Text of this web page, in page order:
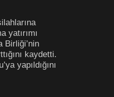
yatırımı
Birliği’nin
kaydetti.
yapıldığını